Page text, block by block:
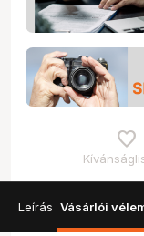
Leírás Vásárlói